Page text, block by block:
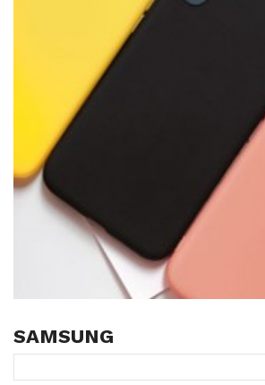
SAMSUNG